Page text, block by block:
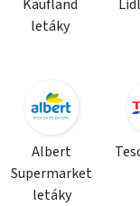
Kaufland
letáky
Albert
Supermarket
letáky